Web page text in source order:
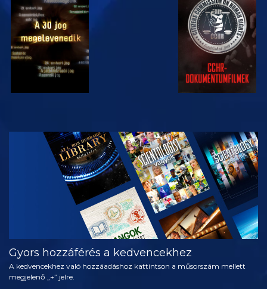
MŰSORNÉZÉS MŰSORNÉZÉS
MŰSORNÉZÉS
A SOROZAT
RÉSZEI
Gyors hozzáférés a kedvencekhez
A kedvencekhez való hozzáadáshoz kattintson a műsorszám mellett
megjelenő „+” jelre.